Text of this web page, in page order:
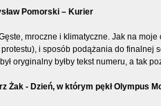
Pomorski – Kurier
mroczne i klimatyczne. Jak na
i sposób podążania do finalnej
oryginalny byłby tekst numeru, a tak
Żak - Dzień, w którym pękł Olympus